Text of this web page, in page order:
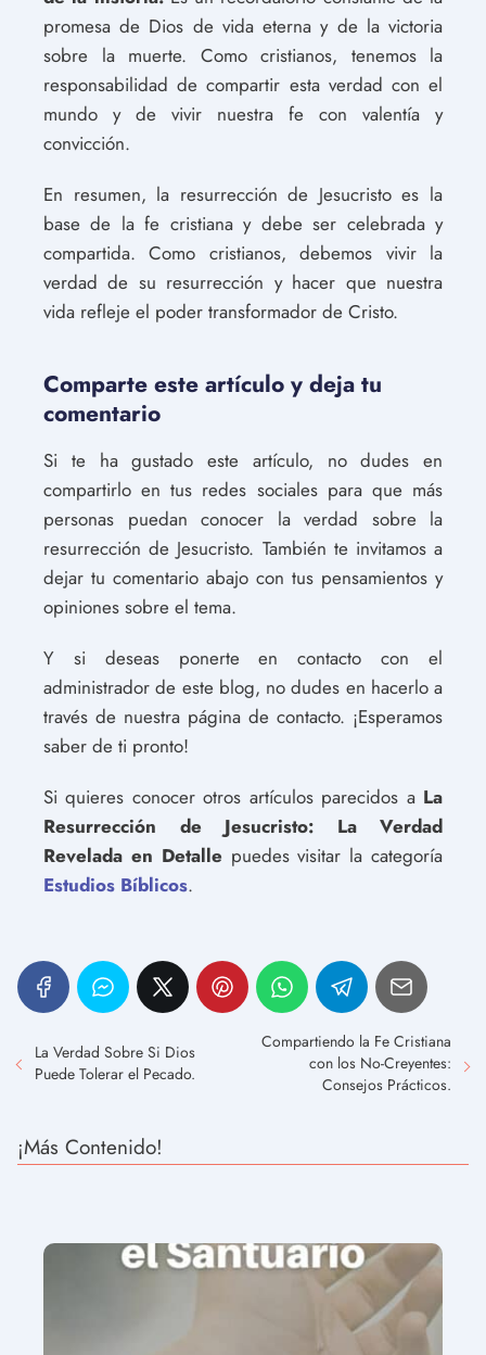
promesa de Dios de vida eterna y de la victoria
sobre la muerte. Como cristianos, tenemos la
responsabilidad de compartir esta verdad con el
mundo y de vivir nuestra fe con valentía y
convicción.
En resumen, la resurrección de Jesucristo es la
base de la fe cristiana y debe ser celebrada y
compartida. Como cristianos, debemos vivir la
verdad de su resurrección y hacer que nuestra
vida refleje el poder transformador de Cristo.
Comparte este artículo y deja tu
comentario
Si te ha gustado este artículo, no dudes en
compartirlo en tus redes sociales para que más
personas puedan conocer la verdad sobre la
resurrección de Jesucristo. También te invitamos a
dejar tu comentario abajo con tus pensamientos y
opiniones sobre el tema.
Y si deseas ponerte en contacto con el
administrador de este blog, no dudes en hacerlo a
través de nuestra página de contacto. ¡Esperamos
saber de ti pronto!
Si quieres conocer otros artículos parecidos a La
Resurrección de Jesucristo: La Verdad
Revelada en Detalle puedes visitar la categoría
Estudios Bíblicos.
La Verdad Sobre Si Dios
Puede Tolerar el Pecado.
Compartiendo la Fe Cristiana
con los No-Creyentes:
Consejos Prácticos.
¡Más Contenido!